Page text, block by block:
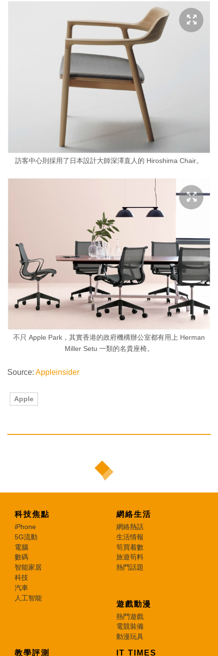
訪客中心則採用了日本設計大師深澤直人的 Hiroshima Chair。
不只 Apple Park，其實香港的政府機構辦公室都有用上 Herman
Miller Setu 一類的名貴座椅。
Source: Appleinsider
Apple
科技焦點
iPhone
5G流動
電腦
數碼
智能家居
科技
汽車
人工智能
網絡生活
網絡熱話
生活情報
筍買着數
旅遊筍料
熱門話題
遊戲動漫
熱門遊戲
電競裝備
動漫玩具
教學評測 IT TIMES